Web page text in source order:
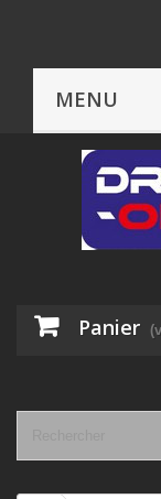
MENU
Panier